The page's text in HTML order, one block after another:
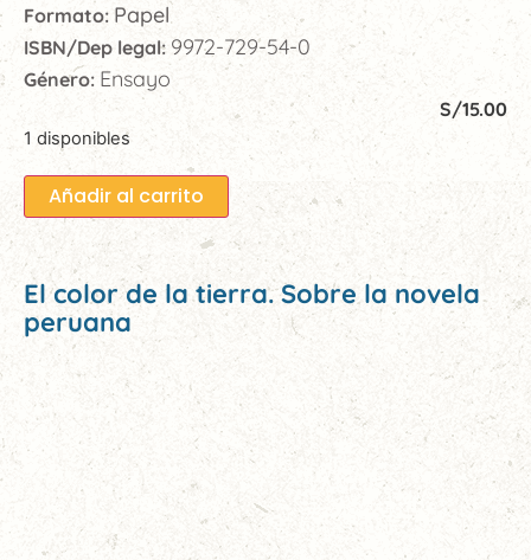
Formato: Papel
ISBN/Dep legal: 9972-729-54-0
Género: Ensayo
S/15.00
1 disponibles
Añadir al carrito
El color de la tierra. Sobre la novela
peruana